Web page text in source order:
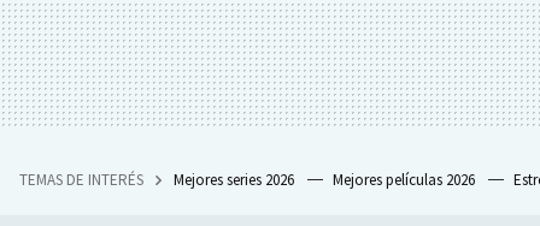
TEMAS DE INTERÉS Mejores series 2026 Mejores películas 2026